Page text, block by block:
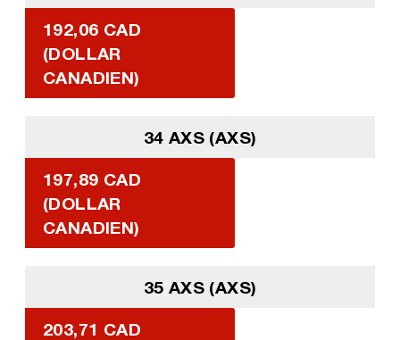
192,06 CAD
(DOLLAR
CANADIEN)
34 AXS (AXS)
197,89 CAD
(DOLLAR
CANADIEN)
35 AXS (AXS)
203,71 CAD